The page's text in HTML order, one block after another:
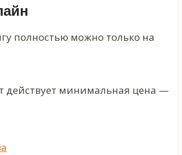
полностью можно только на
действует минимальная цена —